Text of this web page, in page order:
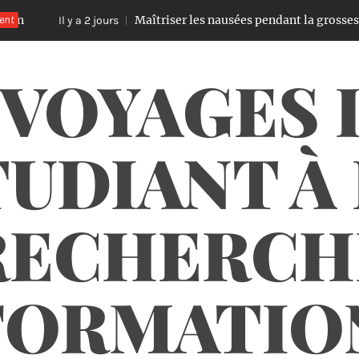
Il y a 2 jours Maîtriser les nausées pendant la grossesse :
À